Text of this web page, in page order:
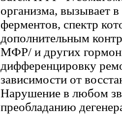
организма, вызывает
ферментов, спектр
дополнительным
МФР/ и других
дифференцировку
зависимости от
Нарушение в любом
преобладанию